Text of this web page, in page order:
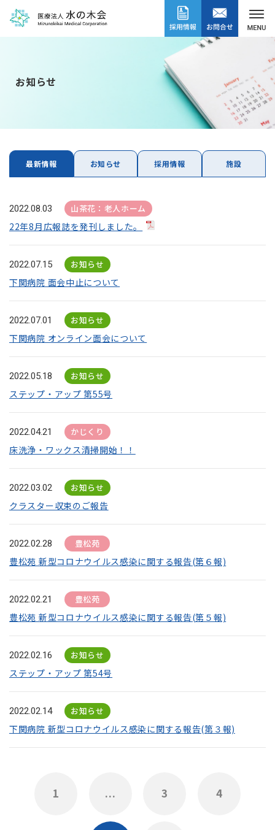
お知らせ
最新情報 お知らせ 採用情報 施設
2022.08.03 山茶花：老人ホーム
22年8月広報誌を発刊しました。
2022.07.15 お知らせ
下関病院 面会中止について
2022.07.01 お知らせ
下関病院 オンライン面会について
2022.05.18 お知らせ
ステップ・アップ 第55号
2022.04.21 かじくり
床洗浄・ワックス清掃開始！！
2022.03.02 お知らせ
クラスター収束のご報告
2022.02.28 豊松苑
豊松苑 新型コロナウイルス感染に関する報告(第６報)
2022.02.21 豊松苑
豊松苑 新型コロナウイルス感染に関する報告(第５報)
2022.02.16 お知らせ
ステップ・アップ 第54号
2022.02.14 お知らせ
下関病院 新型コロナウイルス感染に関する報告(第３報)
1 ... 3 4